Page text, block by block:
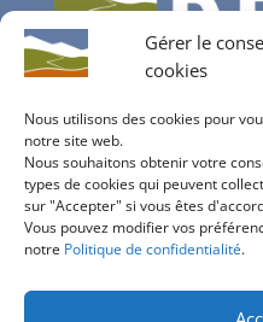
Gérer le
cookies
Nous utilisons des cookies pour
notre site web.
Nous souhaitons obtenir votre
types de cookies qui peuvent
sur "Accepter" si vous êtes
Vous pouvez modifier vos
notre Politique de confidentialité.
Contactez-nous
info@bureau-relief.ch
inscription à notre